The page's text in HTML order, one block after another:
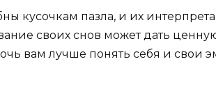
кусочкам пазла, и их
своих снов может дать
вам лучше понять себя и свои